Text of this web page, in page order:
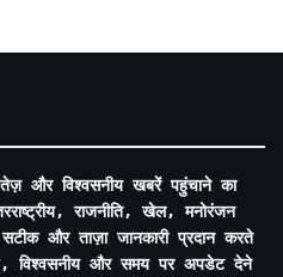
और विश्वसनीय खबरें पहुंचाने का
राजनीति, खेल, मनोरंजन
सटीक और ताज़ा जानकारी प्रदान करते
विश्वसनीय और समय पर अपडेट देने